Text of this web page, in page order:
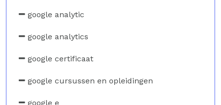
google analytic
google analytics
google certificaat
google cursussen en opleidingen
google e